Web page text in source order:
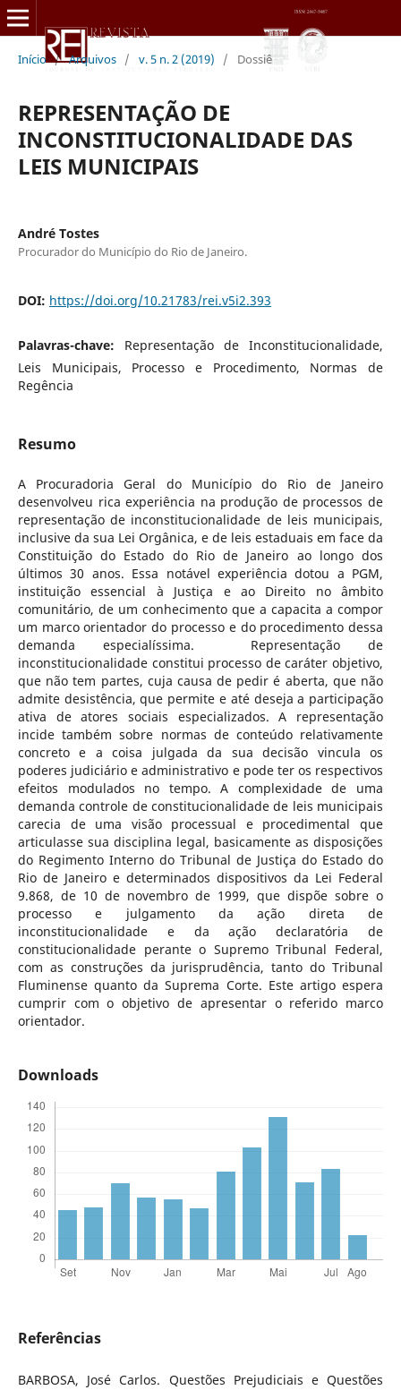
Início / Arquivos / v. 5 n. 2 (2019) / Dossiê
REPRESENTAÇÃO DE
INCONSTITUCIONALIDADE DAS
LEIS MUNICIPAIS
André Tostes
Procurador do Município do Rio de Janeiro.
DOI: https://doi.org/10.21783/rei.v5i2.393
Palavras-chave: Representação de Inconstitucionalidade,
Leis Municipais, Processo e Procedimento, Normas de
Regência
Resumo
A Procuradoria Geral do Município do Rio de Janeiro
desenvolveu rica experiência na produção de processos de
representação de inconstitucionalidade de leis municipais,
inclusive da sua Lei Orgânica, e de leis estaduais em face da
Constituição do Estado do Rio de Janeiro ao longo dos
últimos 30 anos. Essa notável experiência dotou a PGM,
instituição essencial à Justiça e ao Direito no âmbito
comunitário, de um conhecimento que a capacita a compor
um marco orientador do processo e do procedimento dessa
demanda especialíssima. Representação de
inconstitucionalidade constitui processo de caráter objetivo,
que não tem partes, cuja causa de pedir é aberta, que não
admite desistência, que permite e até deseja a participação
ativa de atores sociais especializados. A representação
incide também sobre normas de conteúdo relativamente
concreto e a coisa julgada da sua decisão vincula os
poderes judiciário e administrativo e pode ter os respectivos
efeitos modulados no tempo. A complexidade de uma
demanda controle de constitucionalidade de leis municipais
carecia de uma visão processual e procedimental que
articulasse sua disciplina legal, basicamente as disposições
do Regimento Interno do Tribunal de Justiça do Estado do
Rio de Janeiro e determinados dispositivos da Lei Federal
9.868, de 10 de novembro de 1999, que dispõe sobre o
processo e julgamento da ação direta de
inconstitucionalidade e da ação declaratória de
constitucionalidade perante o Supremo Tribunal Federal,
com as construções da jurisprudência, tanto do Tribunal
Fluminense quanto da Suprema Corte. Este artigo espera
cumprir com o objetivo de apresentar o referido marco
orientador.
Downloads
Referências
BARBOSA, José Carlos. Questões Prejudiciais e Questões